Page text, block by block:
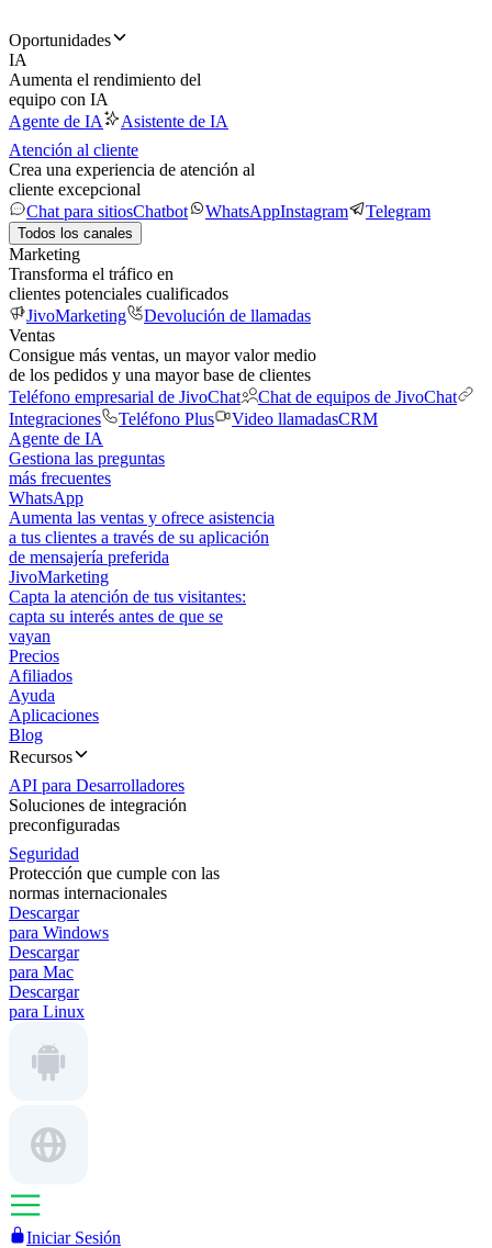
Oportunidades
IA
Aumenta el rendimiento del
equipo con IA
Agente de IA
Asistente de IA
Atención al cliente
Crea una experiencia de atención al
cliente excepcional
Chat para sitiosChatbot WhatsAppInstagram Telegram
Todos los canales
Marketing
Transforma el tráfico en
clientes potenciales cualificados
JivoMarketing
Devolución de llamadas
Ventas
Consigue más ventas, un mayor valor medio
de los pedidos y una mayor base de clientes
Teléfono empresarial de JivoChat
Chat de equipos de JivoChat
Integraciones
Teléfono Plus Video llamadasCRM
Agente de IA
Gestiona las preguntas
más frecuentes
WhatsApp
Aumenta las ventas y ofrece asistencia
a tus clientes a través de su aplicación
de mensajería preferida
JivoMarketing
Capta la atención de tus visitantes:
capta su interés antes de que se
vayan
Precios
Afiliados
Ayuda
Aplicaciones
Blog
Recursos
API para Desarrolladores
Soluciones de integración
preconfiguradas
Seguridad
Protección que cumple con las
normas internacionales
Descargar
para Windows
Descargar
para Mac
Descargar
para Linux
Iniciar Sesión